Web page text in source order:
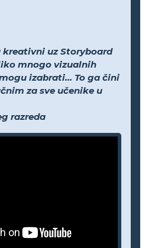
uz Storyboard
mnogo vizualnih
izabrati... To ga čini
za sve učenike u
razreda